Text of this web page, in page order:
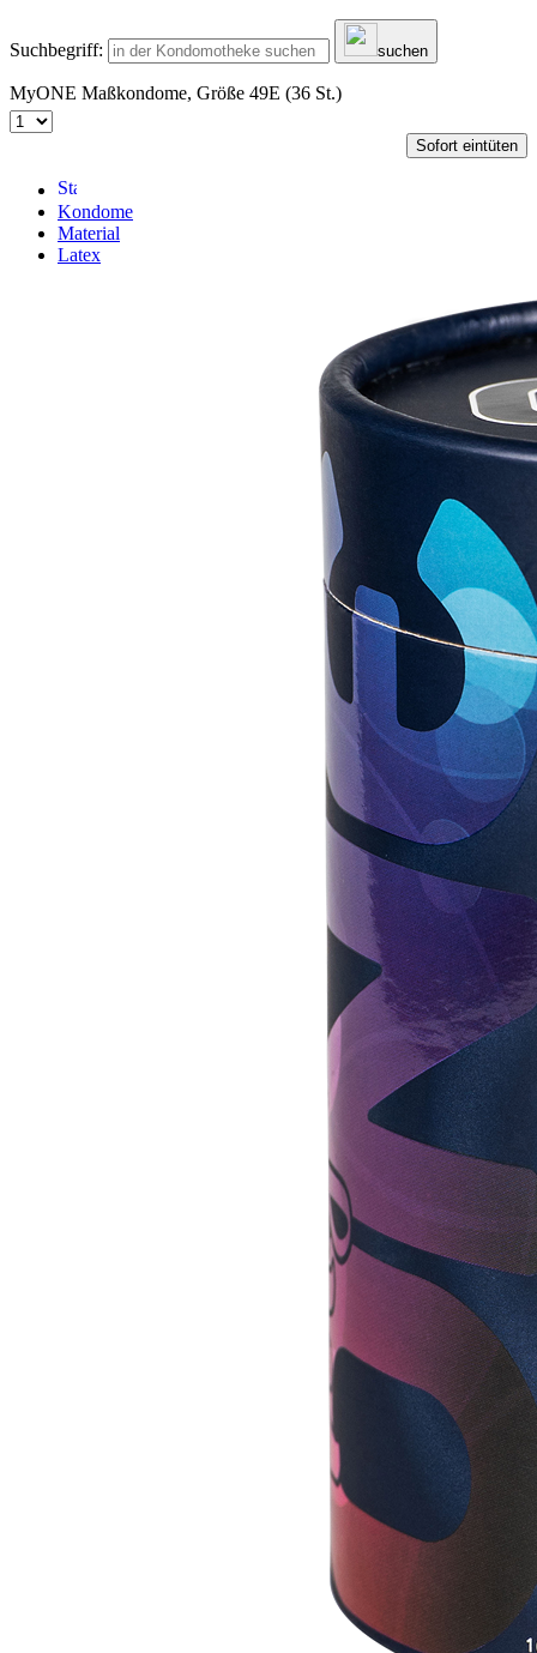
Suchbegriff: suchen
MyONE Maßkondome, Größe 49E (36 St.)
Sofort eintüten
Kondome
Material
Latex